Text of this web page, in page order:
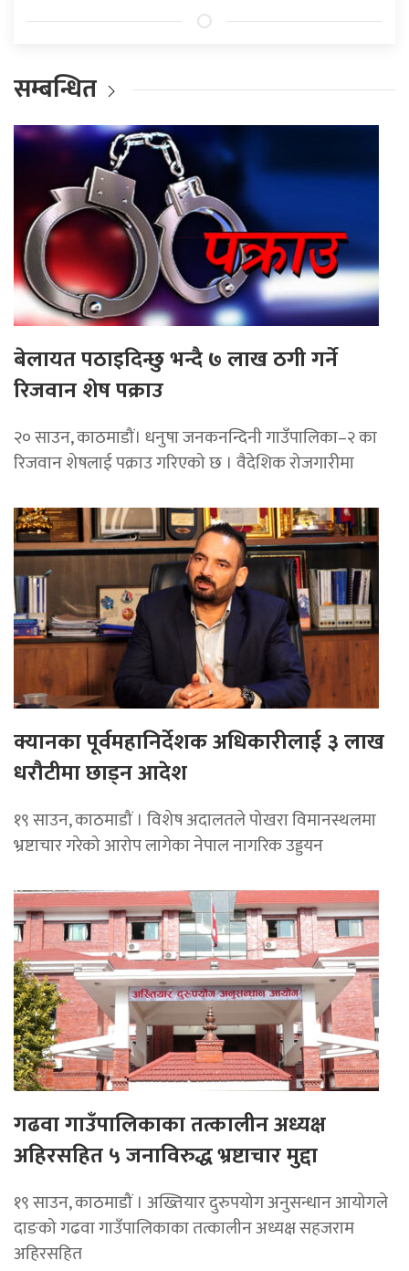
सम्बन्धित
बेलायत पठाइदिन्छु भन्दै ७ लाख ठगी गर्ने
रिजवान शेष पक्राउ
२० साउन, काठमाडौं। धनुषा जनकनन्दिनी गाउँपालिका–२ का
रिजवान शेषलाई पक्राउ गरिएको छ । वैदेशिक रोजगारीमा
क्यानका पूर्वमहानिर्देशक अधिकारीलाई ३ लाख
धरौटीमा छाड्न आदेश
१९ साउन, काठमाडौं । विशेष अदालतले पोखरा विमानस्थलमा
भ्रष्टाचार गरेको आरोप लागेका नेपाल नागरिक उड्डयन
गढवा गाउँपालिकाका तत्कालीन अध्यक्ष
अहिरसहित ५ जनाविरुद्ध भ्रष्टाचार मुद्दा
१९ साउन, काठमाडौं । अख्तियार दुरुपयोग अनुसन्धान आयोगले
दाङको गढवा गाउँपालिकाका तत्कालीन अध्यक्ष सहजराम
अहिरसहित